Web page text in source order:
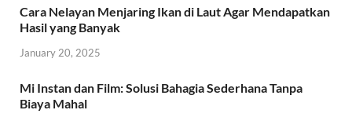
Cara Nelayan Menjaring Ikan di Laut Agar Mendapatkan
Hasil yang Banyak
January 20, 2025
Mi Instan dan Film: Solusi Bahagia Sederhana Tanpa
Biaya Mahal